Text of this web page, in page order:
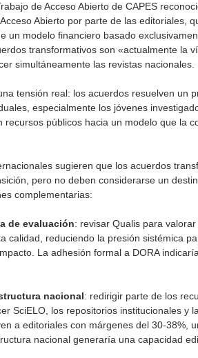
de Acceso Abierto de CAPES
Abierto por parte de las editoriales,
un modelo financiero basado
transformativos son «actualmente la
simultáneamente las revistas nacionales.
tensión real: los acuerdos resuelven un
especialmente los jóvenes
recursos públicos hacia un modelo que la
sugieren que los acuerdos
pero no deben considerarse un
complementarias:
de evaluación: revisar Qualis para
calidad, reduciendo la presión sistémica
La adhesión formal a DORA
nacional: redirigir parte de los
SciELO, los repositorios institucionales y
a editoriales con márgenes del 30-38%,
nacional generaría una capacidad